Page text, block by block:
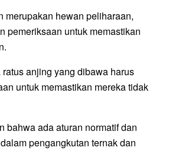
merupakan hewan peliharaan,
pemeriksaan untuk memastikan
anjing yang dibawa harus
untuk memastikan mereka tidak
bahwa ada aturan normatif dan
pengangkutan ternak dan